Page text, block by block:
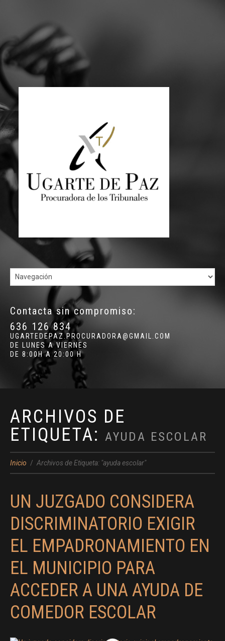
Contacta sin compromiso:
636 126 834
UGARTEDEPAZ.PROCURADORA@GMAIL.COM
DE LUNES A VIERNES
DE 8:00H A 20:00 H
ARCHIVOS DE
ETIQUETA: AYUDA ESCOLAR
Inicio Archivos de Etiqueta: "ayuda escolar"
UN JUZGADO CONSIDERA
DISCRIMINATORIO EXIGIR
EL EMPADRONAMIENTO EN
EL MUNICIPIO PARA
ACCEDER A UNA AYUDA DE
COMEDOR ESCOLAR